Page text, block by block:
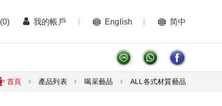
(0) 我的帳戶 English 简中
首頁 產品列表 喝采藝品 ALL各式材質藝品